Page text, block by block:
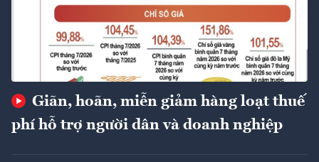
Giãn, hoãn, miễn giảm hàng loạt thuế
phí hỗ trợ người dân và doanh nghiệp